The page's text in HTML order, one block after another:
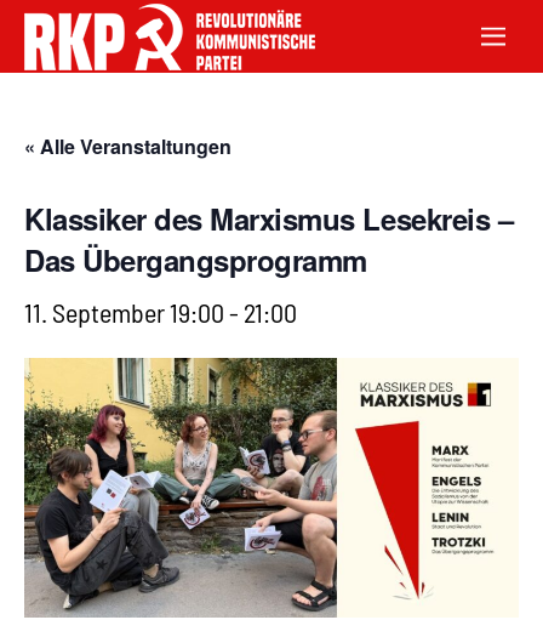
« Alle Veranstaltungen
Klassiker des Marxismus Lesekreis –
Das Übergangsprogramm
11. September 19:00- 21:00